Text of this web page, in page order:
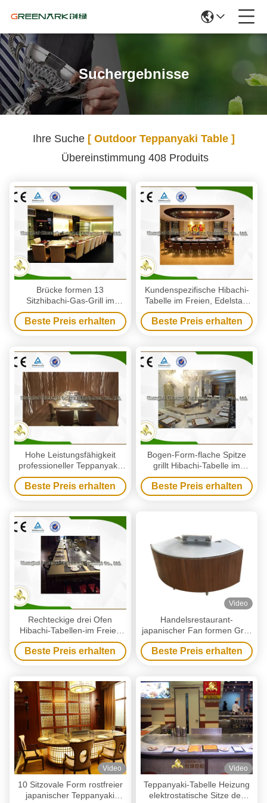
Suchergebnisse
Ihre Suche [ Outdoor Teppanyaki Table ]
Übereinstimmung 408 Produits
Brücke formen 13
Sitzhibachi-Gas-Grill im
Freien, Teppanyaki-Tabelle
im Freien
Beste Preis erhalten
Kundenspezifische Hibachi-
Tabelle im Freien, Edelstahl
Teppanyaki-Grill im Freien
Beste Preis erhalten
Hohe Leistungsfähigkeit
professioneller Teppanyaki-
Grill im Freien Cooktop mit
doppeltem Ofen
Beste Preis erhalten
Bogen-Form-flache Spitze
grillt Hibachi-Tabelle im
Freien die mehr als 14
Sitzkapazität
Beste Preis erhalten
Rechteckige drei Ofen
Hibachi-Tabellen-im Freien
sicherer japanischer
speisender Grill
Beste Preis erhalten
Video
Handelsrestaurant-
japanischer Fan formen Grill-
Ausrüstung Teppanyaki-
Tabelle im Freien
Beste Preis erhalten
Video
10 Sitzovale Form rostfreier
japanischer Teppanyaki
Video
Teppanyaki-Tabelle Heizung
elektrostatische Sitze des